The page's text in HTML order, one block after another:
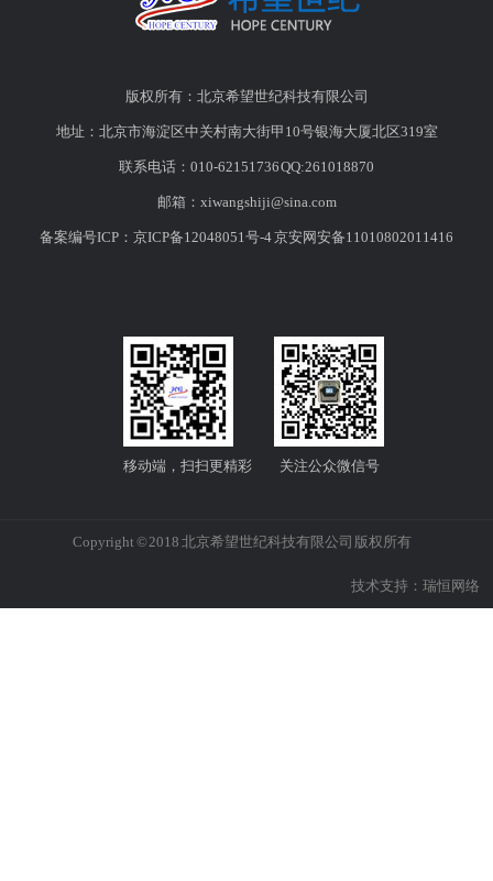
版权所有：北京希望世纪科技有限公司
地址：北京市海淀区中关村南大街甲10号银海大厦北区319室
联系电话：010-62151736 QQ:261018870
邮箱： xiwangshiji@sina.com
备案编号ICP：京ICP备12048051号-4京安网安备11010802011416
关注公众微信号
移动端，扫扫更精彩
Copyright © 2018 北京希望世纪科技有限公司 版权所有
技术支持： 瑞恒网络